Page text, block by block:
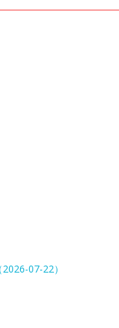
2026-07-22）